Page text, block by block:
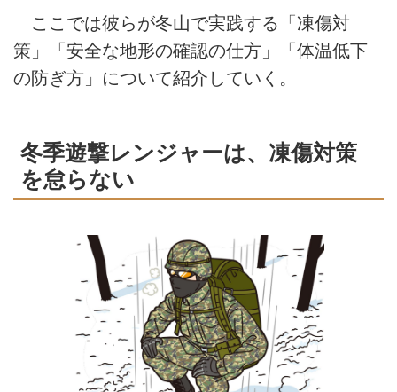
ここでは彼らが冬山で実践する「凍傷対
策」「安全な地形の確認の仕方」「体温低下
の防ぎ方」について紹介していく。
冬季遊撃レンジャーは、凍傷対策
を怠らない